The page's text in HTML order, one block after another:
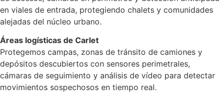
en viales de entrada, protegiendo chalets y comunidades
alejadas del núcleo urbano.
Áreas logísticas de Carlet
Protegemos campas, zonas de tránsito de camiones y
depósitos descubiertos con sensores perimetrales,
cámaras de seguimiento y análisis de vídeo para detectar
movimientos sospechosos en tiempo real.